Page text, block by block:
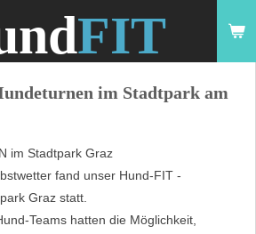
FIT
im Stadtpark am
im Stadtpark Graz
fand unser Hund-FIT -
Graz statt.
Teams hatten die Möglichkeit,